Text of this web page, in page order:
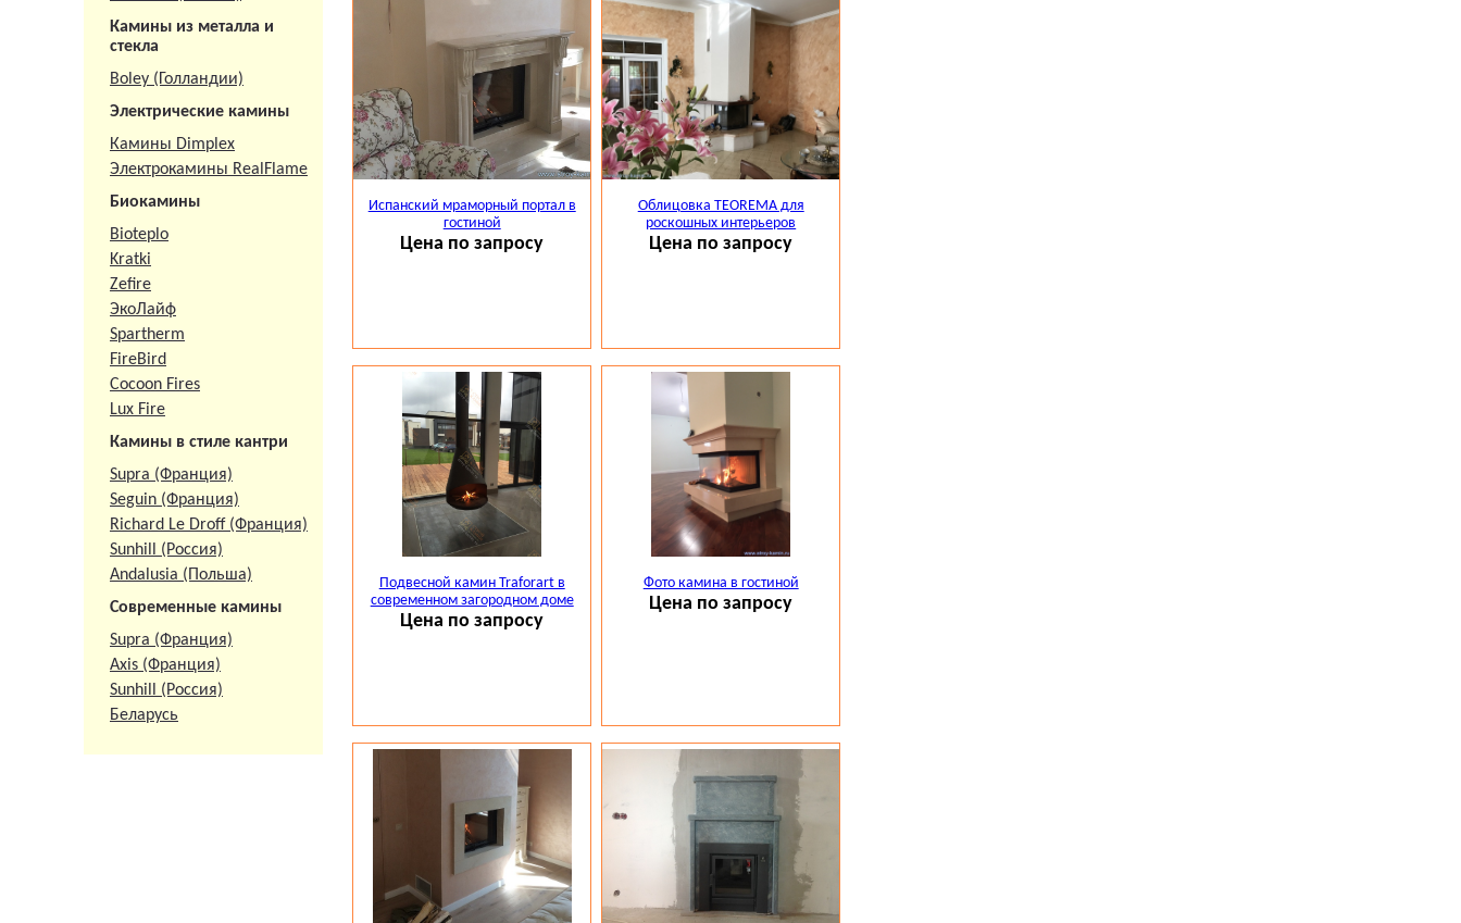
Камины из металла и
стекла
Boley (Голландии)
Электрические камины
Камины Dimplex
Электрокамины RealFlame
Биокамины
Bioteplo
Kratki
Zefire
ЭкоЛайф
Spartherm
FireBird
Cocoon Fires
Lux Fire
Камины в стиле кантри
Supra (Франция)
Seguin (Франция)
Richard Le Droff (Франция)
Sunhill (Россия)
Andalusia (Польша)
Современные камины
Supra (Франция)
Axis (Франция)
Sunhill (Россия)
Беларусь
Испанский мраморный портал в
гостиной
Цена по запросу
Облицовка TEOREMA для
роскошных интерьеров
Цена по запросу
Подвесной камин Traforart в
современном загородном доме
Цена по запросу
Фото камина в гостиной
Цена по запросу